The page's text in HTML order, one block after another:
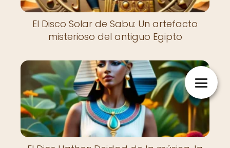
El Disco Solar de Sabu: Un artefacto
misterioso del antiguo Egipto